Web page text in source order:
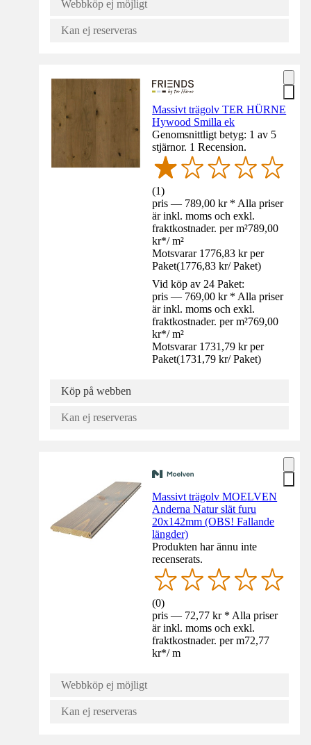
Webbköp ej möjligt
Kan ej reserveras
Massivt trägolv TER HÜRNE
Hywood Smilla ek
Genomsnittligt betyg: 1 av 5
stjärnor. 1 Recension.
(1)
pris — 789,00 kr * Alla priser
är inkl. moms och exkl.
fraktkostnader. per m²789,00
kr*/ m²
Motsvarar 1776,83 kr per
Paket(1776,83 kr/ Paket)
Vid köp av 24 Paket:
pris — 769,00 kr * Alla priser
är inkl. moms och exkl.
fraktkostnader. per m²769,00
kr*/ m²
Motsvarar 1731,79 kr per
Paket(1731,79 kr/ Paket)
Köp på webben
Kan ej reserveras
Massivt trägolv MOELVEN
Anderna Natur slät furu
20x142mm (OBS! Fallande
längder)
Produkten har ännu inte
recenserats.
(0)
pris — 72,77 kr * Alla priser
är inkl. moms och exkl.
fraktkostnader. per m72,77
kr*/ m
Webbköp ej möjligt
Kan ej reserveras